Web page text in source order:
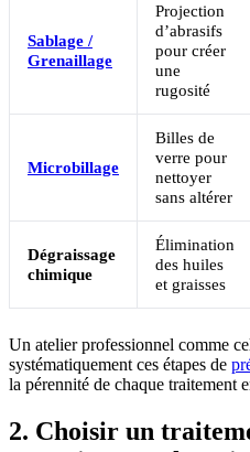
Sablage /
Grenaillage
Projection
d’abrasifs
pour créer
une
rugosité
Microbillage
Billes de
verre pour
nettoyer
sans altérer
Dégraissage
chimique
Élimination
des huiles
et graisses
Un atelier professionnel comme
systématiquement ces étapes de
la pérennité de chaque traitement
2. Choisir un